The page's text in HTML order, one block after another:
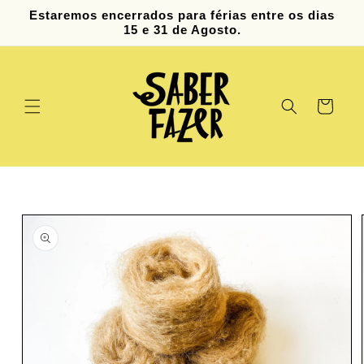
para o
Estaremos encerrados para férias entre os dias
15 e 31 de Agosto.
Carrinho
informação
do produto